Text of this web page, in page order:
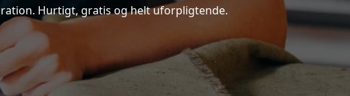
Hurtigt, gratis og helt uforpligtende.